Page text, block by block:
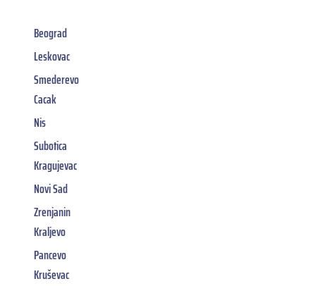
Beograd
Leskovac
Smederevo
Cacak
Nis
Subotica
Kragujevac
Novi Sad
Zrenjanin
Kraljevo
Pancevo
Kruševac